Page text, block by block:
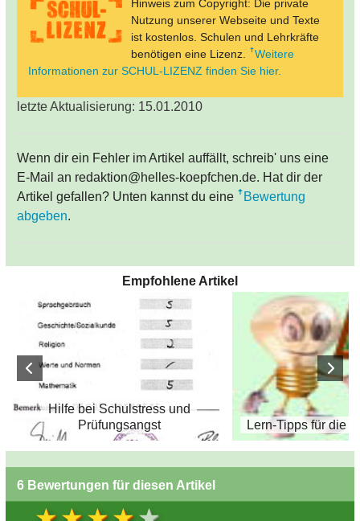
Hinweis zum Copyright: Die private
Nutzung unserer Webseite und Texte
ist kostenlos. Schulen und Lehrkräfte
benötigen eine Lizenz.
Weitere
Informationen zur SCHUL-LIZENZ finden Sie hier.
letzte Aktualisierung: 15.01.2010
Wenn dir ein Fehler im Artikel auffällt, schreib' uns eine
E-Mail an redaktion@helles-koepfchen.de. Hat dir der
Artikel gefallen? Unten kannst du eine
Bewertung
abgeben.
Empfohlene Artikel
Hilfe bei Schulstress und
Prüfungsangst
Lern-Tipps für die
6 Bewertungen für diesen Artikel